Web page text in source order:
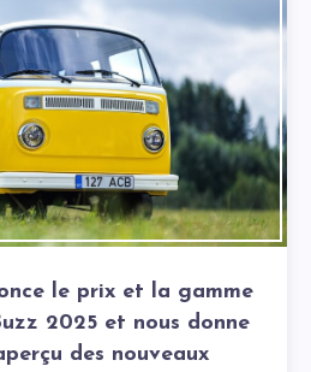
le prix et la gamme
2025 et nous donne
des nouveaux